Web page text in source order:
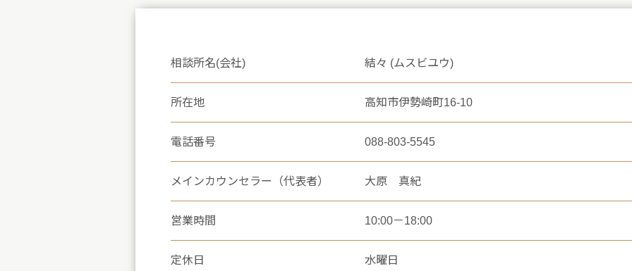
相談所名(会社) 結々 (ムスビユウ)
所在地 高知市伊勢崎町16-10
電話番号 088-803-5545
メインカウンセラー（代表者） 大原 真紀
営業時間 10:00－18:00
定休日 水曜日